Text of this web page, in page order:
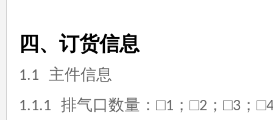
四、订货信息
1.1 主件信息
1.1.1 排气口数量：□1 ；□2 ；□3 ；□